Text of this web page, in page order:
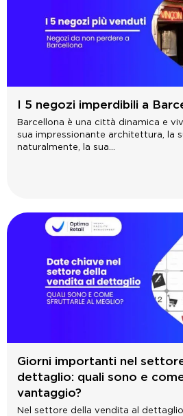
I 5 negozi imperdibili a
Barcellona è una città dinamica e
sua impressionante architettura, la
naturalmente, la sua...
Giorni importanti nel
dettaglio: quali sono e
vantaggio?
Nel settore della vendita al